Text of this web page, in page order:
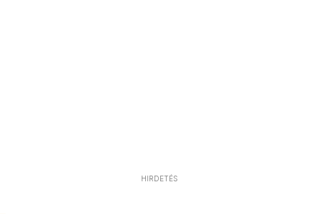
HIRDETÉS